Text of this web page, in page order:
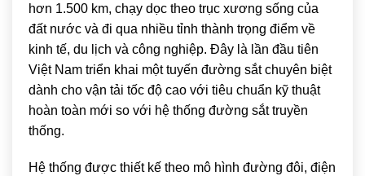
hơn 1.500 km, chạy dọc theo trục xương sống của
đất nước và đi qua nhiều tỉnh thành trọng điểm về
kinh tế, du lịch và công nghiệp. Đây là lần đầu tiên
Việt Nam triển khai một tuyến đường sắt chuyên biệt
dành cho vận tải tốc độ cao với tiêu chuẩn kỹ thuật
hoàn toàn mới so với hệ thống đường sắt truyền
thống.
Hệ thống được thiết kế theo mô hình đường đôi, điện